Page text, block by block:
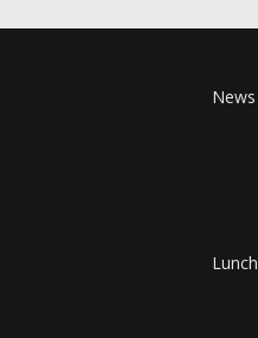
News
Lunch